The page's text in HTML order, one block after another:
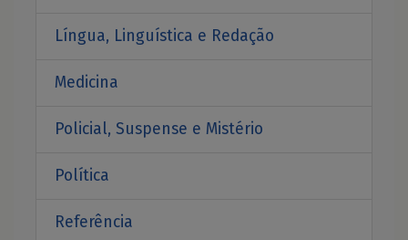
Língua, Linguística e Redação
Medicina
Policial, Suspense e Mistério
Política
Referência